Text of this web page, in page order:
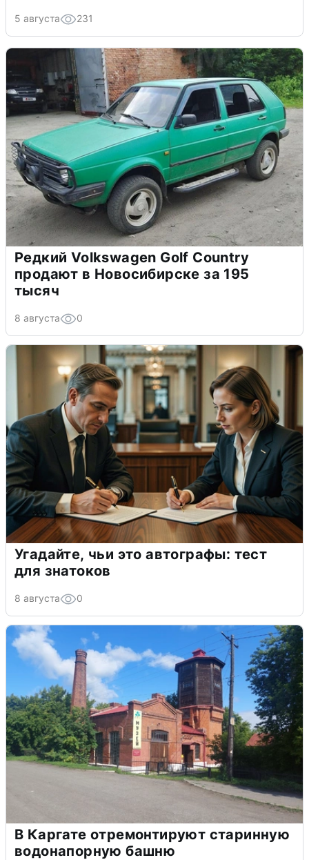
5 августа 231
Редкий Volkswagen Golf Country
продают в Новосибирске за 195
тысяч
8 августа 0
Угадайте, чьи это автографы: тест
для знатоков
8 августа 0
В Каргате отремонтируют старинную
водонапорную башню